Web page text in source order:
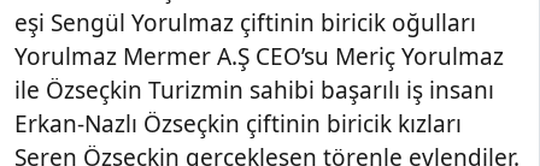
eşi Sengül Yorulmaz çiftinin biricik oğulları
Yorulmaz Mermer A.Ş CEO’su Meriç Yorulmaz
ile Özseçkin Turizmin sahibi başarılı iş insanı
Erkan-Nazlı Özseçkin çiftinin biricik kızları
Seren Özseçkin gerçekleşen törenle evlendiler.